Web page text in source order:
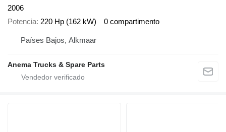
2006
Potencia 220 Hp (162 kW) 0 compartimento
Países Bajos, Alkmaar
Anema Trucks & Spare Parts